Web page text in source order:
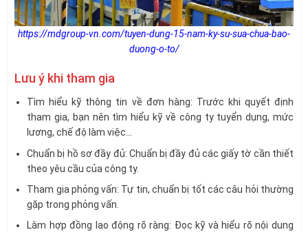
https://mdgroup-vn.com/tuyen-dung-15-nam-ky-su-sua-chua-bao-
duong-o-to/
Lưu ý khi tham gia
Tìm hiểu kỹ thông tin về đơn hàng: Trước khi quyết định
tham gia, bạn nên tìm hiểu kỹ về công ty tuyển dụng, mức
lương, chế độ làm việc…
Chuẩn bị hồ sơ đầy đủ: Chuẩn bị đầy đủ các giấy tờ cần thiết
theo yêu cầu của công ty.
Tham gia phỏng vấn: Tự tin, chuẩn bị tốt các câu hỏi thường
gặp trong phỏng vấn.
Làm hợp đồng lao động rõ ràng: Đọc kỹ và hiểu rõ nội dung